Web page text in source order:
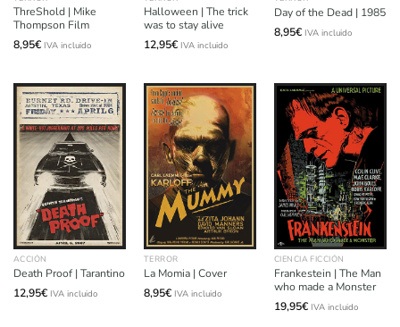
ThreShold | Mike
Thompson Film
8,95€ IVA incluido
Halloween | The trick
was to stay alive
12,95€ IVA incluido
Day of the Dead | 1985
8,95€ IVA incluido
ACCIÓN
Death Proof | Tarantino
12,95€ IVA incluido
TERROR
La Momia | Cover
8,95€ IVA incluido
CIENCIA FICCIÓN
Frankestein | The Man
who made a Monster
19,95€ IVA incluido